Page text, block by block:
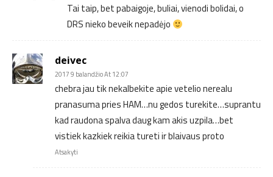
Tai taip, bet pabaigoje, buliai, vienodi bolidai, o
DRS nieko beveik nepadėjo
deivec
2017 9 balandžio At 12:07
chebra jau tik nekalbekite apie vetelio nerealu
pranasuma pries HAM…nu gedos turekite…suprantu
kad raudona spalva daug kam akis uzpila…bet
vistiek kazkiek reikia tureti ir blaivaus proto
Atsakyti